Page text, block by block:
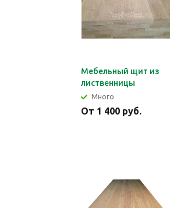
Мебельный щит из
лиственницы
Много
От 1 400 руб.